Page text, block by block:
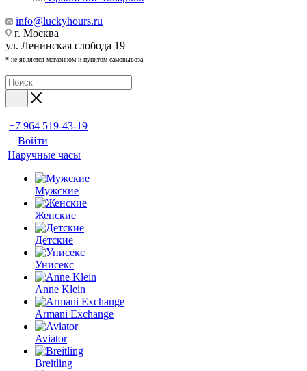
info@luckyhours.ru
г. Москва
ул. Ленинская слобода 19
* не является магазином и пунктом самовывоза
+7 964 519-43-19
Войти
Наручные часы
Мужские
Женские
Детские
Унисекс
Anne Klein
Armani Exchange
Aviator
Breitling